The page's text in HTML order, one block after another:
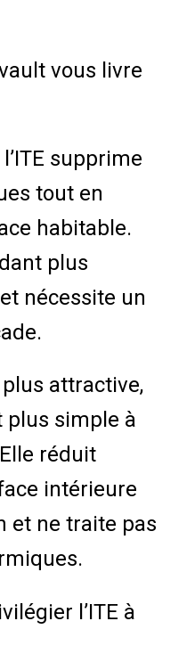
vous livre
supprime
tout en
habitable.
plus
nécessite un
attractive,
plus simple à
réduit
intérieure
et ne traite pas
l’ITE à